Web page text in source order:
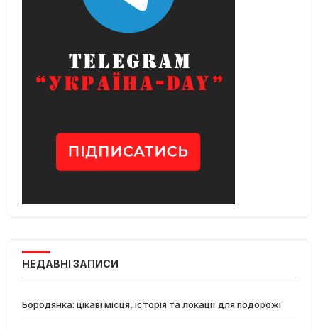
НЕДАВНІ ЗАПИСИ
Бородянка: цікаві місця, історія та локації для подорожі